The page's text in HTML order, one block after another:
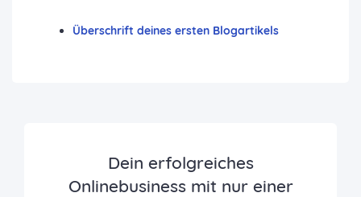
Überschrift deines ersten Blogartikels
Dein erfolgreiches
Onlinebusiness mit nur einer